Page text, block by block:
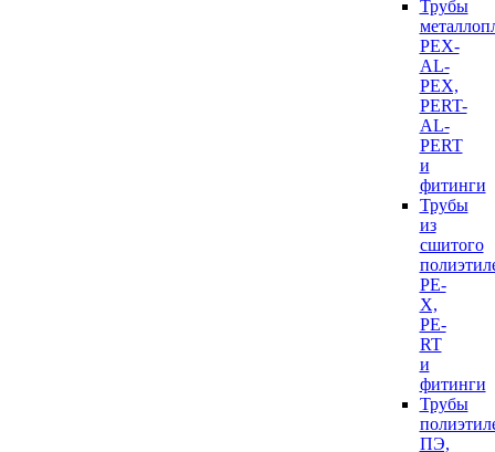
Трубы
PEX-
AL-
PEX,
PERT-
AL-
PERT
и
фитинги
Трубы
из
сшитого
PE-
X,
PE-
RT
и
фитинги
Трубы
ПЭ,